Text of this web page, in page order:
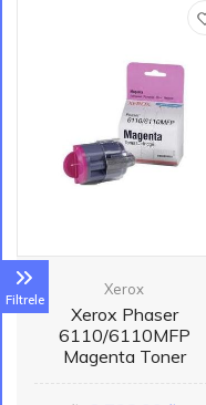
Filtrele
Xerox
Xerox Phaser
6110/6110MFP
Magenta Toner